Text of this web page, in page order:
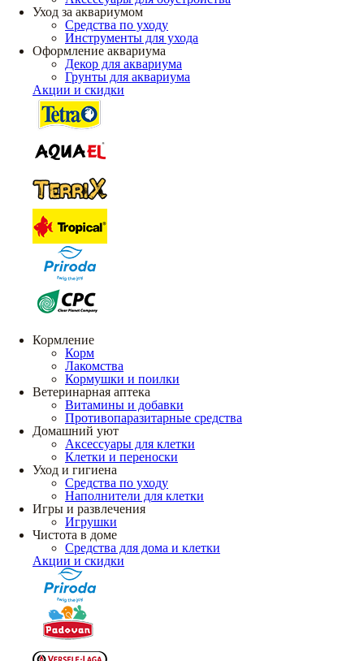
Уход за аквариумом
Средства по уходу
Инструменты для ухода
Оформление аквариума
Декор для аквариума
Грунты для аквариума
Акции и скидки
Кормление
Корм
Лакомства
Кормушки и поилки
Ветеринарная аптека
Витамины и добавки
Противопаразитарные средства
Домашний уют
Аксессуары для клетки
Клетки и переноски
Уход и гигиена
Средства по уходу
Наполнители для клетки
Игры и развлечения
Игрушки
Чистота в доме
Средства для дома и клетки
Акции и скидки